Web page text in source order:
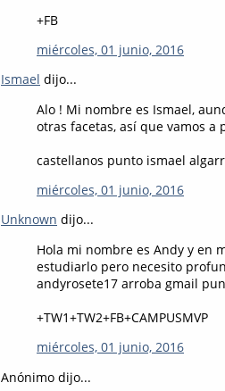
+FB
miércoles, 01 junio, 2016
Ismael dijo...
Alo ! Mi nombre es Ismael,
otras facetas, así que vamos a
castellanos punto ismael
miércoles, 01 junio, 2016
Unknown dijo...
Hola mi nombre es Andy y en
estudiarlo pero necesito
andyrosete17 arroba gmail
+TW1+TW2+FB+CAMPUSMVP
miércoles, 01 junio, 2016
Anónimo dijo...